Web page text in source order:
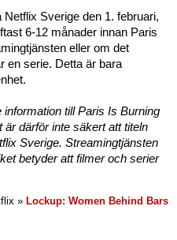
Sverige den 1. februari,
6-12 månader innan Paris
eller om det
en serie. Detta är bara
till Paris Is Burning
därför inte säkert att titeln
Sverige. Streamingtjänsten
betyder att filmer och serier
» Lockup: Women Behind Bars